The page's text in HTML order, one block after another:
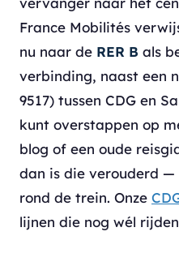
France Mobilités
nu naar de RER B als
verbinding, naast een
9517) tussen CDG en
kunt overstappen op
blog of een oude
dan is die verouderd
rond de trein. Onze
lijnen die nog wél